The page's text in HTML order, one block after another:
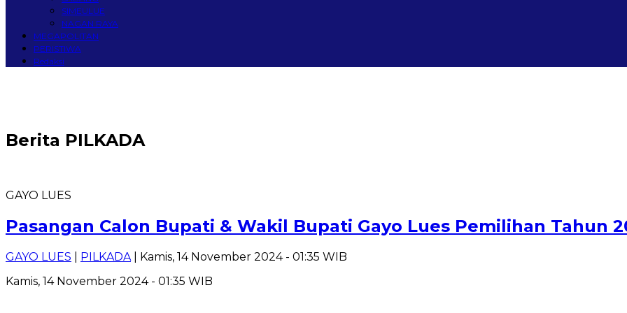
SIMEULUE
NAGAN RAYA
MEGAPOLITAN
PERISTIWA
Redaksi
Berita PILKADA
GAYO LUES
Pasangan Calon Bupati & Wakil Bupati Gayo Lues Pemilihan Tahun
GAYO LUES PILKADA | Kamis, 14 November 2024 - 01:35 WIB
Kamis, 14 November 2024 - 01:35 WIB